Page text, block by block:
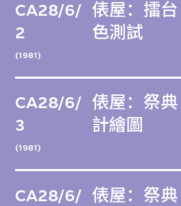
CA28/6/
2
(1981)
俵屋：擂
色測試
CA28/6/
3
(1981)
俵屋：祭
計繪圖
CA28/6/ 俵屋：祭